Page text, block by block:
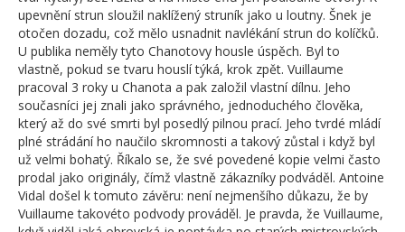
upevnění strun sloužil naklížený struník jako u loutny. Šnek je
otočen dozadu, což mělo usnadnit navlékání strun do kolíčků.
U publika neměly tyto Chanotovy housle úspěch. Byl to
vlastně, pokud se tvaru houslí týká, krok zpět. Vuillaume
pracoval 3 roky u Chanota a pak založil vlastní dílnu. Jeho
současníci jej znali jako správného, jednoduchého člověka,
který až do své smrti byl posedlý pilnou prací. Jeho tvrdé mládí
plné strádání ho naučilo skromnosti a takový zůstal i když byl
už velmi bohatý. Říkalo se, že své povedené kopie velmi často
prodal jako originály, čímž vlastně zákazníky podváděl. Antoine
Vidal došel k tomuto závěru: není nejmenšího důkazu, že by
Vuillaume takovéto podvody prováděl. Je pravda, že Vuillaume,